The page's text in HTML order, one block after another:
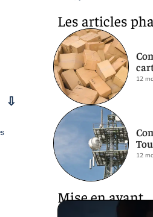
Les articles
12
12
Mise en avant